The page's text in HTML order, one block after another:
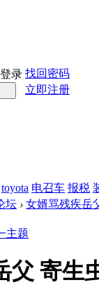
录 找回密码
立即注册
toyota 电召车 报税
坛 › 女婿骂残疾岳
父 寄生